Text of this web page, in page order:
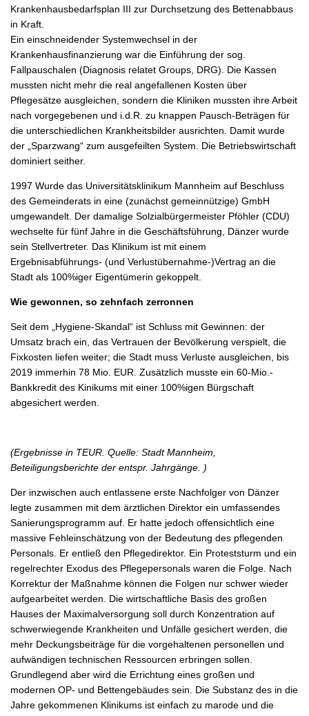
Krankenhausbedarfsplan III zur Durchsetzung des Bettenabbaus
in Kraft.
Ein einschneidender Systemwechsel in der
Krankenhausfinanzierung war die Einführung der sog.
Fallpauschalen (Diagnosis relatet Groups, DRG). Die Kassen
mussten nicht mehr die real angefallenen Kosten über
Pflegesätze ausgleichen, sondern die Kliniken mussten ihre Arbeit
nach vorgegebenen und i.d.R. zu knappen Pausch-Beträgen für
die unterschiedlichen Krankheitsbilder ausrichten. Damit wurde
der „Sparzwang“ zum ausgefeilten System. Die Betriebswirtschaft
dominiert seither.
1997 Wurde das Universitätsklinikum Mannheim auf Beschluss
des Gemeinderats in eine (zunächst gemeinnützige) GmbH
umgewandelt. Der damalige Solzialbürgermeister Pföhler (CDU)
wechselte für fünf Jahre in die Geschäftsführung, Dänzer wurde
sein Stellvertreter. Das Klinikum ist mit einem
Ergebnisabführungs- (und Verlustübernahme-)Vertrag an die
Stadt als 100%iger Eigentümerin gekoppelt.
Wie gewonnen, so zehnfach zerronnen
Seit dem „Hygiene-Skandal“ ist Schluss mit Gewinnen: der
Umsatz brach ein, das Vertrauen der Bevölkerung verspielt, die
Fixkosten liefen weiter; die Stadt muss Verluste ausgleichen, bis
2019 immerhin 78 Mio. EUR. Zusätzlich musste ein 60-Mio.-
Bankkredit des Kinikums mit einer 100%igen Bürgschaft
abgesichert werden.
(Ergebnisse in TEUR. Quelle: Stadt Mannheim,
Beteiligungsberichte der entspr. Jahrgänge. )
Der inzwischen auch entlassene erste Nachfolger von Dänzer
legte zusammen mit dem ärztlichen Direktor ein umfassendes
Sanierungsprogramm auf. Er hatte jedoch offensichtlich eine
massive Fehleinschätzung von der Bedeutung des pflegenden
Personals. Er entließ den Pflegedirektor. Ein Proteststurm und ein
regelrechter Exodus des Pflegepersonals waren die Folge. Nach
Korrektur der Maßnahme können die Folgen nur schwer wieder
aufgearbeitet werden. Die wirtschaftliche Basis des großen
Hauses der Maximalversorgung soll durch Konzentration auf
schwerwiegende Krankheiten und Unfälle gesichert werden, die
mehr Deckungsbeiträge für die vorgehaltenen personellen und
aufwändigen technischen Ressourcen erbringen sollen.
Grundlegend aber wird die Errichtung eines großen und
modernen OP- und Bettengebäudes sein. Die Substanz des in die
Jahre gekommenen Klinikums ist einfach zu marode und die